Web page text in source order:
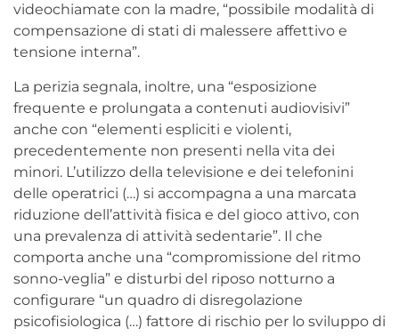
videochiamate con la madre, “possibile modalità di
compensazione di stati di malessere affettivo e
tensione interna”.
La perizia segnala, inoltre, una “esposizione
frequente e prolungata a contenuti audiovisivi”
anche con “elementi espliciti e violenti,
precedentemente non presenti nella vita dei
minori. L’utilizzo della televisione e dei telefonini
delle operatrici (…) si accompagna a una marcata
riduzione dell’attività fisica e del gioco attivo, con
una prevalenza di attività sedentarie”. Il che
comporta anche una “compromissione del ritmo
sonno-veglia” e disturbi del riposo notturno a
configurare “un quadro di disregolazione
psicofisiologica (…) fattore di rischio per lo sviluppo di